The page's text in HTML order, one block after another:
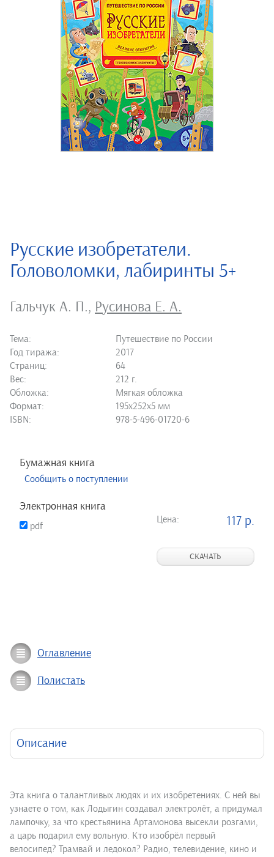
Русские изобретатели.
Головоломки, лабиринты 5+
Гальчук А. П., Русинова Е. А.
Тема:
Путешествие по России
Год тиража:
2017
Страниц:
64
Вес:
212 г.
Обложка:
Мягкая обложка
Формат:
195х252х5 мм
ISBN:
978-5-496-01720-6
Бумажная книга
Сообщить о поступлении
Электронная книга
pdf
Цена: 117 р.
СКАЧАТЬ
Оглавление
Полистать
Описание
Эта книга о талантливых людях и их изобретениях. С ней вы
узнаете о том, как Лодыгин создавал электролёт, а придумал
лампочку, за что крестьянина Артамонова высекли розгами,
а царь подарил ему вольную. Кто изобрёл первый
велосипед? Трамвай и ледокол? Радио, телевидение, кино и